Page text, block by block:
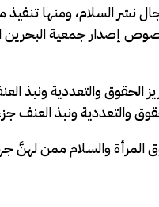
نشر السلام، ومنها
إصدار جمعية
والتعددية ونبذ
والتعددية ونبذ العنف جزء